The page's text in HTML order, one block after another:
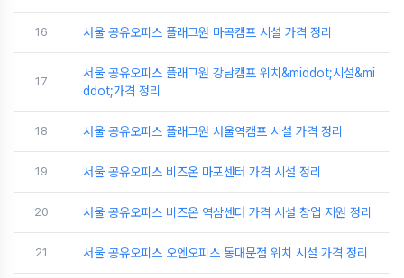
16 서울 공유오피스 플래그원 마곡캠프 시설 가격 정리
17
서울 공유오피스 플래그원 강남캠프 위치&middot;시설&mi
ddot;가격 정리
18 서울 공유오피스 플래그원 서울역캠프 시설 가격 정리
19 서울 공유오피스 비즈온 마포센터 가격 시설 정리
20 서울 공유오피스 비즈온 역삼센터 가격 시설 창업 지원 정리
21 서울 공유오피스 오엔오피스 동대문점 위치 시설 가격 정리